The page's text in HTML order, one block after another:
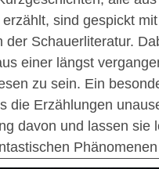
sind gespickt
Schauerliteratur.
einer längst
zu sein. Ein
die Erzählungen
davon und lassen sie